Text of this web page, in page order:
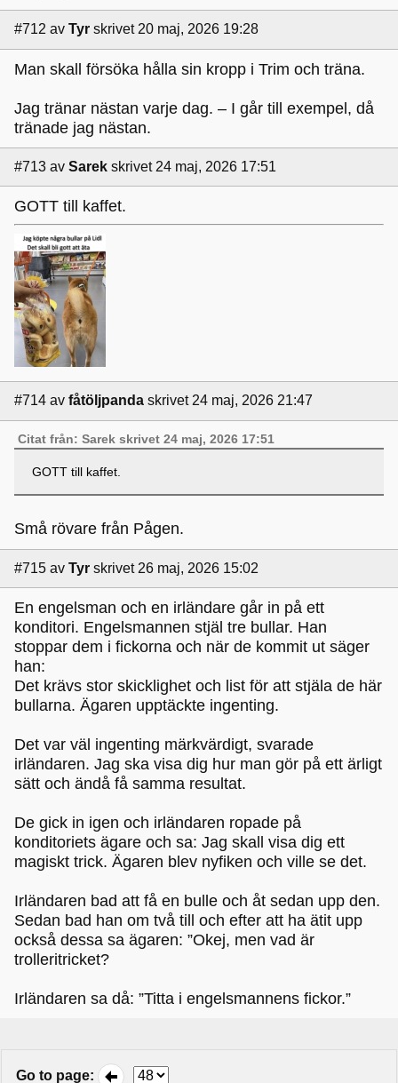
#712 av Tyr skrivet 20 maj, 2026 19:28
Man skall försöka hålla sin kropp i Trim och träna.
Jag tränar nästan varje dag. – I går till exempel, då
tränade jag nästan.
#713 av Sarek skrivet 24 maj, 2026 17:51
GOTT till kaffet.
#714 av fåtöljpanda skrivet 24 maj, 2026 21:47
Citat från: Sarek skrivet 24 maj, 2026 17:51
GOTT till kaffet.
Små rövare från Pågen.
#715 av Tyr skrivet 26 maj, 2026 15:02
En engelsman och en irländare går in på ett
konditori. Engelsmannen stjäl tre bullar. Han
stoppar dem i fickorna och när de kommit ut säger
han:
Det krävs stor skicklighet och list för att stjäla de här
bullarna. Ägaren upptäckte ingenting.
Det var väl ingenting märkvärdigt, svarade
irländaren. Jag ska visa dig hur man gör på ett ärligt
sätt och ändå få samma resultat.
De gick in igen och irländaren ropade på
konditoriets ägare och sa: Jag skall visa dig ett
magiskt trick. Ägaren blev nyfiken och ville se det.
Irländaren bad att få en bulle och åt sedan upp den.
Sedan bad han om två till och efter att ha ätit upp
också dessa sa ägaren: ”Okej, men vad är
trolleritricket?
Irländaren sa då: ”Titta i engelsmannens fickor.”
Go to page: